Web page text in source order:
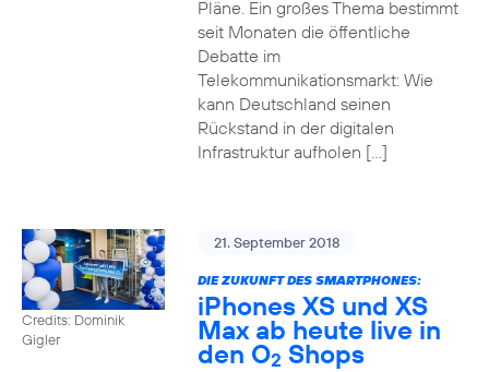
Pläne. Ein großes Thema bestimmt
seit Monaten die öffentliche
Debatte im
Telekommunikationsmarkt: Wie
kann Deutschland seinen
Rückstand in der digitalen
Infrastruktur aufholen […]
Credits: Dominik
Gigler
21. September 2018
DIE ZUKUNFT DES SMARTPHONES:
iPhones XS und XS
Max ab heute live in
den O2 Shops